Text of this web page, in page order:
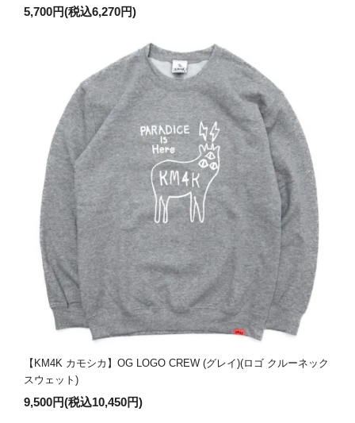
5,700円(税込6,270円)
【KM4K カモシカ】OG LOGO CREW (グレイ)(ロゴ クルーネック
スウェット)
9,500円(税込10,450円)